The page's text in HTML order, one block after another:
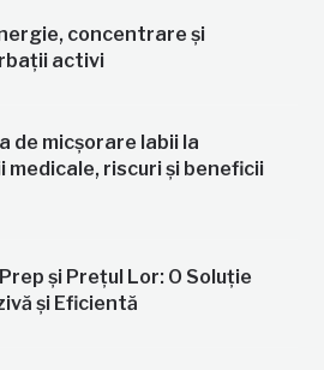
concentrare și
activi
de micșorare labii la
medicale, riscuri și beneficii
și Prețul Lor: O Soluție
și Eficientă